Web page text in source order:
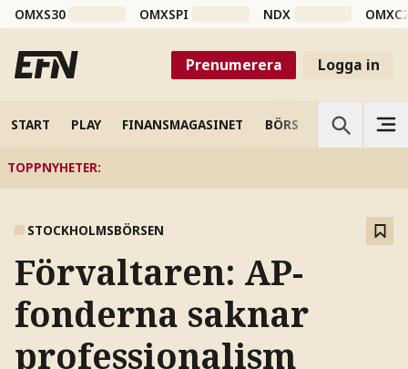
OMXS30 OMXSPI NDX
Prenumerera Logga in
START PLAY FINANSMAGASINET BÖRS VETENSKAP
TOPPNYHETER:
STOCKHOLMSBÖRSEN
Förvaltaren: AP-
fonderna saknar
professionalism